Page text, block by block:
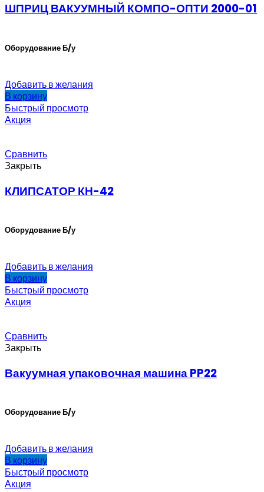
ШПРИЦ ВАКУУМНЫЙ КОМПО-ОПТИ 2000-01
Оборудование Б/у
Добавить в желания
В корзину
Быстрый просмотр
Акция
Сравнить
Закрыть
КЛИПСАТОР КН-42
Оборудование Б/у
Добавить в желания
В корзину
Быстрый просмотр
Акция
Сравнить
Закрыть
Вакуумная упаковочная машина PP22
Оборудование Б/у
Добавить в желания
В корзину
Быстрый просмотр
Акция